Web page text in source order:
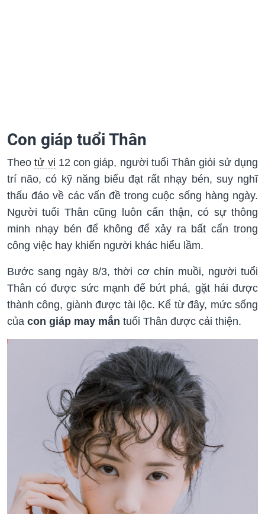
Con giáp tuổi Thân
Theotử vi 12 con giáp, người tuổi Thân giỏi sử dụng
trí não, có kỹ năng biểu đạt rất nhạy bén, suy nghĩ
thấu đáo về các vấn đề trong cuộc sống hàng ngày.
Người tuổi Thân cũng luôn cẩn thận, có sự thông
minh nhạy bén để không để xảy ra bất cẩn trong
công việc hay khiến người khác hiểu lầm.
Bước sang ngày 8/3, thời cơ chín muồi, người tuổi
Thân có được sức mạnh để bứt phá, gặt hái được
thành công, giành được tài lộc. Kể từ đây, mức sống
của con giáp may mắn tuổi Thân được cải thiện.